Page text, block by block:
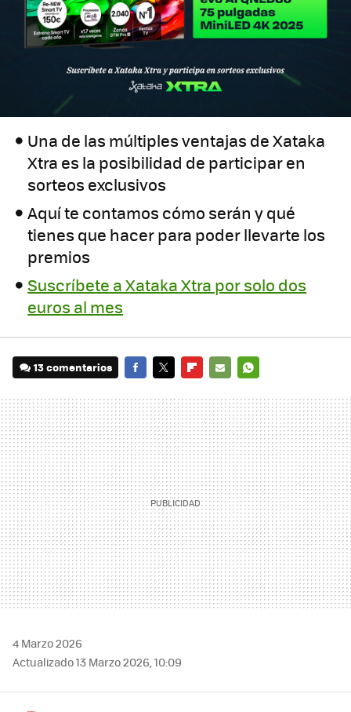
Una de las múltiples ventajas de Xataka
Xtra es la posibilidad de participar en
sorteos exclusivos
Aquí te contamos cómo serán y qué
tienes que hacer para poder llevarte los
premios
Suscríbete a Xataka Xtra por solo dos
euros al mes
13 comentarios
MAIL
4 Marzo 2026
Actualizado 13 Marzo 2026, 10:09